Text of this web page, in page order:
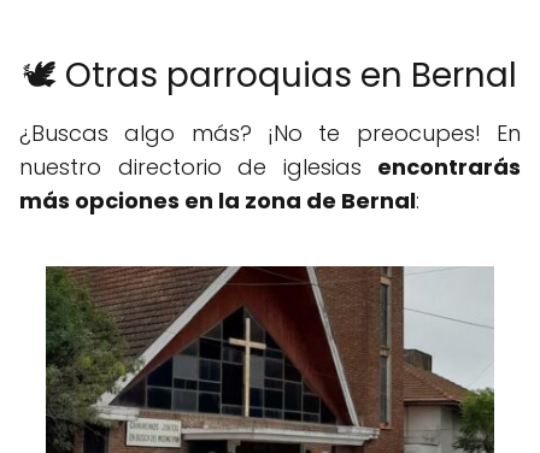
🕊️ Otras parroquias en Bernal
¿Buscas algo más? ¡No te preocupes! En
nuestro directorio de iglesias encontrarás
más opciones en la zona de Bernal: